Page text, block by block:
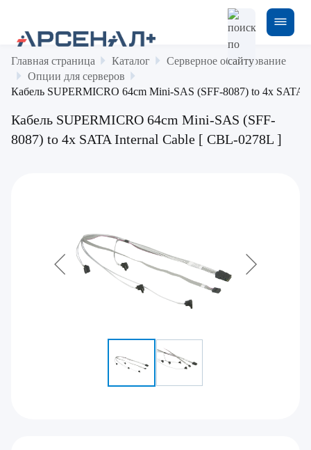
Главная страница Каталог
Серверное оборудование
Опции для серверов
Кабель SUPERMICRO 64cm Mini-SAS (SFF-8087) to 4x SATA
Кабель SUPERMICRO 64cm Mini-SAS (SFF-
8087) to 4x SATA Internal Cable [ CBL-0278L ]